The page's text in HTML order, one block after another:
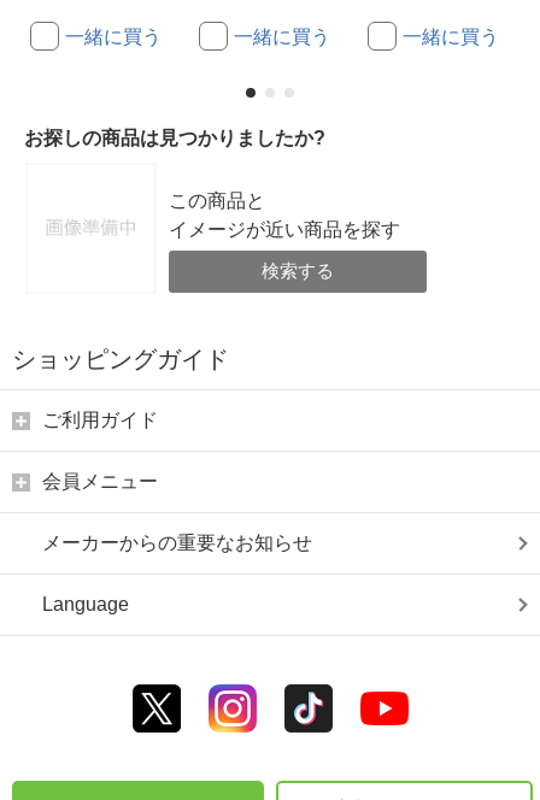
一緒に買う 一緒に買う 一緒に買う
お探しの商品は見つかりましたか?
この商品と
イメージが近い商品を探す
検索する
ショッピングガイド
ご利用ガイド
会員メニュー
メーカーからの重要なお知らせ
Language